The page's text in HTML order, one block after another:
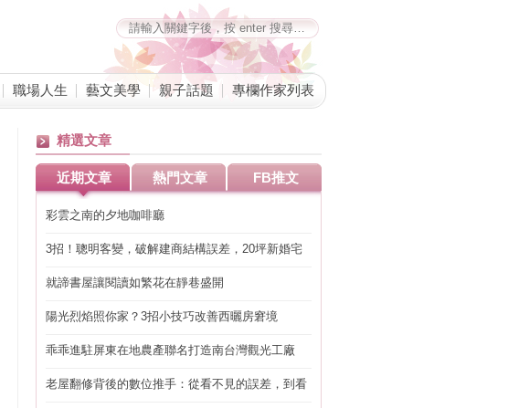
職場人生 藝文美學 親子話題 專欄作家列表
精選文章
近期文章 熱門文章 FB推文
彩雲之南的夕地咖啡廳
3招！聰明客變，破解建商結構誤差，20坪新婚宅
就諦書屋讓閱讀如繁花在靜巷盛開
陽光烈焰照你家？3招小技巧改善西曬房窘境
乖乖進駐屏東在地農產聯名打造南台灣觀光工廠
老屋翻修背後的數位推手：從看不見的誤差，到看